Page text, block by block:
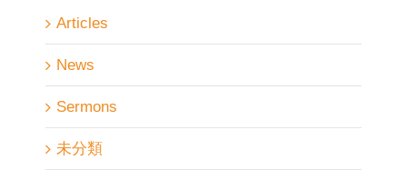
Articles
News
Sermons
未分類